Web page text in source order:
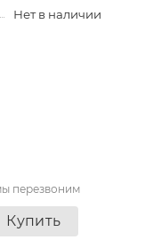
Нет в наличии
перезвоним
Купить